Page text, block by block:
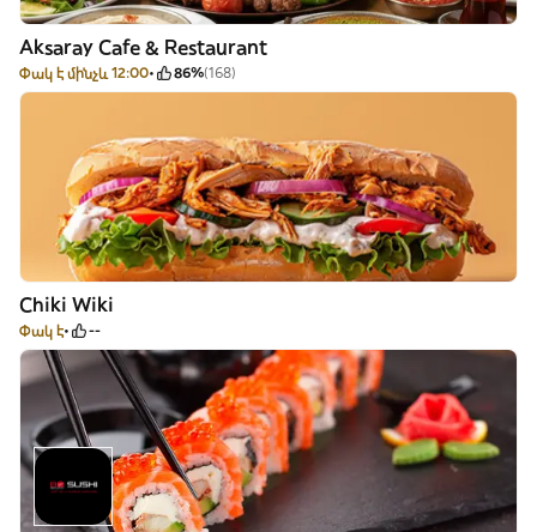
Aksaray Cafe & Restaurant
Փակ է մինչև 12:00 86%(168)
Chiki Wiki
Փակ է --